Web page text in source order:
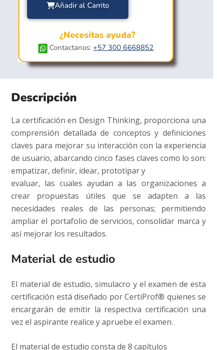
Añadir al Carrito
¿Necesitas ayuda?
Contactanos:+57 300 6668852
Descripción
La certificación en Design Thinking, proporciona una
comprensión detallada de conceptos y definiciones
claves para mejorar su interacción con la experiencia
de usuario, abarcando cinco fases claves como lo son:
empatizar, definir, idear, prototipar y
evaluar, las cuales ayudan a las organizaciones a
crear propuestas útiles que se adapten a las
necesidades reales de las personas; permitiendo
ampliar el portafolio de servicios, consolidar marca y
así mejorar los resultados.
Material de estudio
El material de estudio, simulacro y el examen de esta
certificación está diseñado por CertiProf® quienes se
encargarán de emitir la respectiva certificación una
vez el aspirante realice y apruebe el examen.
El material de estudio consta de 8 capítulos